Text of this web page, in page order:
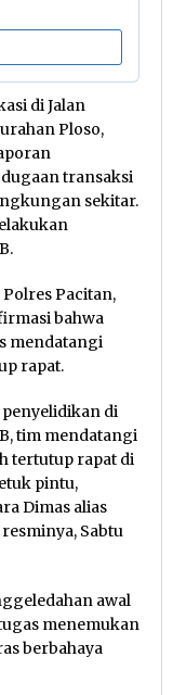
di Jalan
Ploso,
transaksi
sekitar.
Pacitan,
bahwa
mendatangi
rapat.
di
tim mendatangi
tertutup rapat di
pintu,
Dimas alias
Sabtu
awal
menemukan
berbahaya